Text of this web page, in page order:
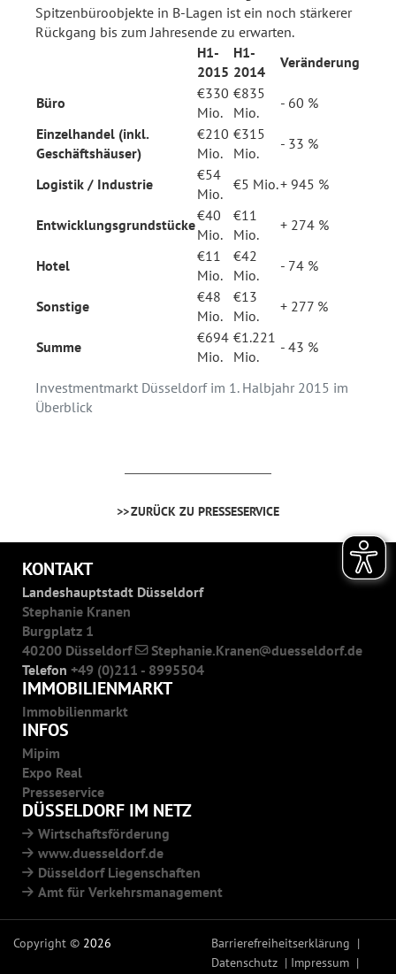
Spitzenbüroobjekte in B-Lagen ist ein noch stärkerer
Rückgang bis zum Jahresende zu erwarten.
Investmentmarkt Düsseldorf im 1. Halbjahr 2015 im
Überblick
H1-
2015
H1-
2014
Veränderung
Büro
€330
Mio.
€835
Mio.
- 60 %
Einzelhandel (inkl.
Geschäftshäuser)
€210
Mio.
€315
Mio.
- 33 %
Logistik / Industrie
€54
Mio.
€5 Mio.+ 945 %
Entwicklungsgrundstücke
€40
Mio.
€11
Mio.
+ 274 %
Hotel
€11
Mio.
€42
Mio.
- 74 %
Sonstige
€48
Mio.
€13
Mio.
+ 277 %
Summe
€694
Mio.
€1.221
Mio.
- 43 %
ZURÜCK ZU PRESSESERVICE
KONTAKT
Landeshauptstadt Düsseldorf
Stephanie Kranen
Burgplatz 1
40200 Düsseldorf
Stephanie.Kranen
duesseldorf.de
Telefon +49 (0)211 - 8995504
IMMOBILIENMARKT
Immobilienmarkt
INFOS
Mipim
Expo Real
Presseservice
DÜSSELDORF IM NETZ
Wirtschaftsförderung
www.duesseldorf.de
Düsseldorf Liegenschaften
Amt für Verkehrsmanagement
Copyright © 2026
Barrierefreiheitserklärung
Datenschutz
Impressum